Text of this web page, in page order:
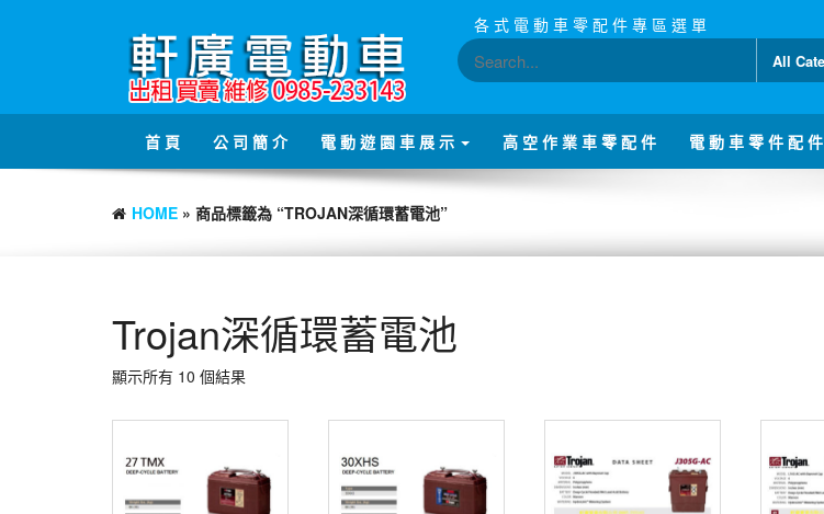
各 式 電 動 車 零 配 件 專 區 選 單
首 頁 公 司 簡 介 電 動 遊 園 車 展 示 高 空 作 業 車 零 配 件 電 動 車 零 件 配 件
HOME » 商品標籤為 “TROJAN深循環蓄電池”
Trojan深循環蓄電池
顯示所有 10 個結果